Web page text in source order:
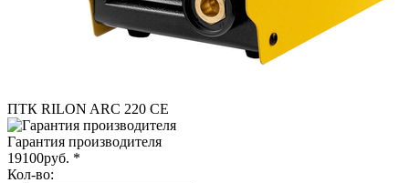
ПТК RILON ARC 220 CE
Гарантия производителя
19100руб. *
Кол-во: